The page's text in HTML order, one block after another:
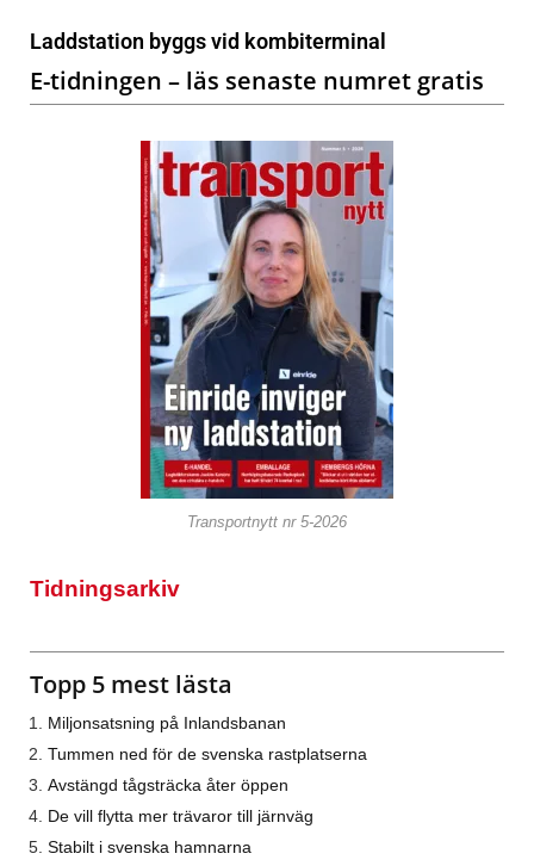
Laddstation byggs vid kombiterminal
E-tidningen – läs senaste numret gratis
Transportnytt nr 5-2026
Tidningsarkiv
Topp 5 mest lästa
Miljonsatsning på Inlandsbanan
Tummen ned för de svenska rastplatserna
Avstängd tågsträcka åter öppen
De vill flytta mer trävaror till järnväg
Stabilt i svenska hamnarna